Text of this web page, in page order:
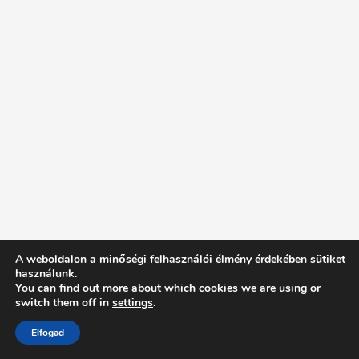
Intentionally Blank - Proudly powered by WordPress
A weboldalon a minőségi felhasználói élmény érdekében sütiket
használunk.
You can find out more about which cookies we are using or
switch them off in settings.
Elfogad